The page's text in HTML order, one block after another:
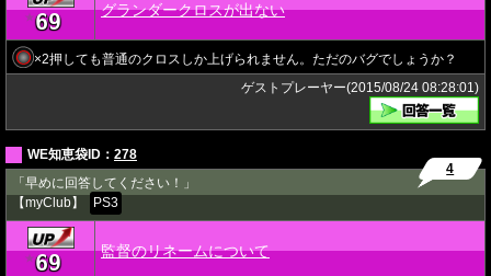
★69 グランダークロスが出ない
×2押しても普通のクロスしか上げられません。ただのバグでしょうか？
ゲストプレーヤー(2015/08/24 08:28:01)
WE知恵袋ID： 278
「早めに回答してください！」
【myClub】
PS3
4
★69 監督のリネームについて